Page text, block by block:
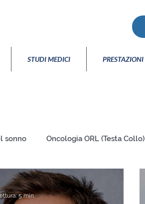
STUDI MEDICI PRESTAZIONI
sonno Oncologia ORL (Testa Collo)
Orecchio
5 min